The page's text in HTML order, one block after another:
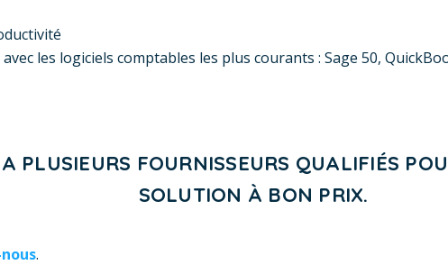
les logiciels comptables les plus courants : Sage 50,
PLUSIEURS FOURNISSEURS QUALIFIÉS
SOLUTION À BON PRIX.
.